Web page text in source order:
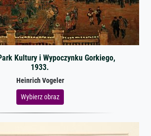
Kultury i Wypoczynku Gorkiego,
1933.
Heinrich Vogeler
Wybierz obraz